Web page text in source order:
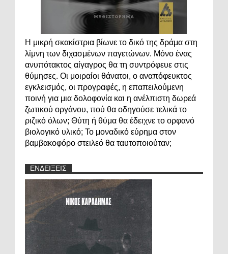
Η μικρή σκακίστρια βίωνε το δικό της δράμα στη
λίμνη των διχασμένων παγετώνων. Μόνο ένας
ανυπότακτος αίγαγρος θα τη συντρόφευε στις
θύμησες. Οι μοιραίοι θάνατοι, ο αναπόφευκτος
εγκλεισμός, οι προγραφές, η επαπειλούμενη
ποινή για μια δολοφονία και η ανέλπιστη δωρεά
ζωτικού οργάνου, πού θα οδηγούσε τελικά το
ριζικό όλων; Θύτη ή θύμα θα έδειχνε το ορφανό
βιολογικό υλικό; Το μοναδικό εύρημα στον
βαμβακοφόρο στειλεό θα ταυτοποιούταν;
ΕΝΔΕΙΞΕΙΣ